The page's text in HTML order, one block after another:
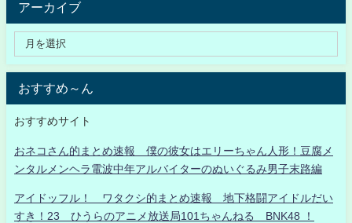
アーカイブ
おすすめ～ん
おすすめサイト
おネコさん的まとめ速報 僕の彼女はエリーちゃん人形！豆腐メ
ンタルメンヘラ電波中年アルバイターのぬいぐるみ男子末路編
アイドッフル！ ワタクシ的まとめ速報 地下格闘アイドルだい
すき！23 ひうらのアニメ放送局101ちゃんねる BNK48 ！